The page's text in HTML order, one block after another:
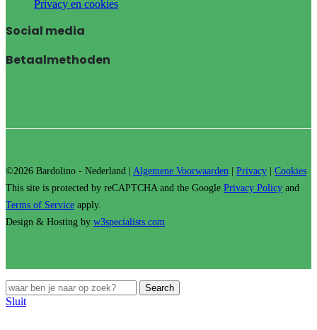
Privacy en cookies
Social media
Betaalmethoden
©2026 Bardolino - Nederland | Algemene Voorwaarden Privacy
Cookies
This site is protected by reCAPTCHA and the Google Privacy Policy and
Terms of Service apply.
Design & Hosting by w3specialists.com
Search
Sluit